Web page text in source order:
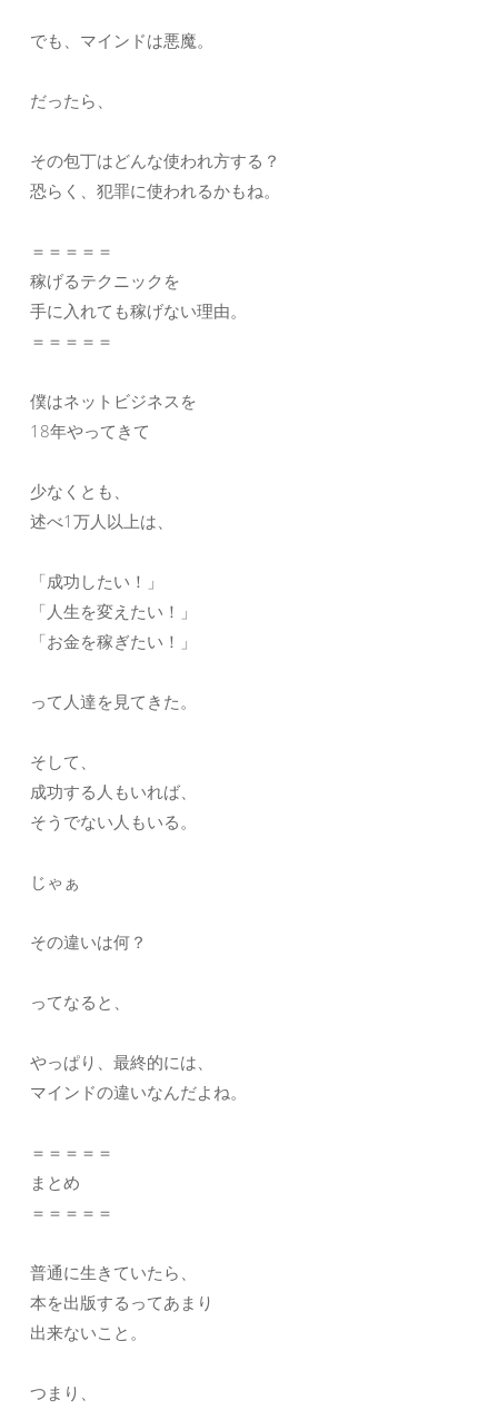
でも、マインドは悪魔。
だったら、
その包丁はどんな使われ方する？
恐らく、犯罪に使われるかもね。
＝＝＝＝＝
稼げるテクニックを
手に入れても稼げない理由。
＝＝＝＝＝
僕はネットビジネスを
18年やってきて
少なくとも、
述べ1万人以上は、
「成功したい！」
「人生を変えたい！」
「お金を稼ぎたい！」
って人達を見てきた。
そして、
成功する人もいれば、
そうでない人もいる。
じゃぁ
その違いは何？
ってなると、
やっぱり、最終的には、
マインドの違いなんだよね。
＝＝＝＝＝
まとめ
＝＝＝＝＝
普通に生きていたら、
本を出版するってあまり
出来ないこと。
つまり、